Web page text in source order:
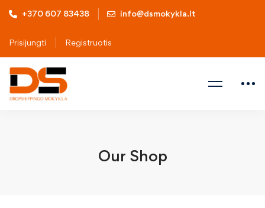
+370 607 83438 info@dsmokykla.lt
Prisijungti Registruotis
Our Shop